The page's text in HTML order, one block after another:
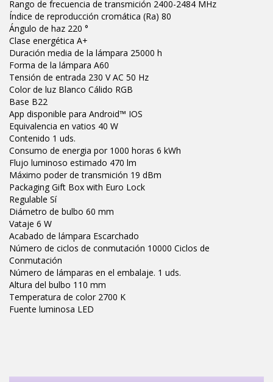
Rango de frecuencia de transmición 2400-2484 MHz
Índice de reproducción cromática (Ra) 80
Ángulo de haz 220 °
Clase energética A+
Duración media de la lámpara 25000 h
Forma de la lámpara A60
Tensión de entrada 230 V AC 50 Hz
Color de luz Blanco Cálido RGB
Base B22
App disponible para Android™ IOS
Equivalencia en vatios 40 W
Contenido 1 uds.
Consumo de energia por 1000 horas 6 kWh
Flujo luminoso estimado 470 lm
Máximo poder de transmición 19 dBm
Packaging Gift Box with Euro Lock
Regulable Sí
Diámetro de bulbo 60 mm
Vataje 6 W
Acabado de lámpara Escarchado
Número de ciclos de conmutación 10000 Ciclos de
Conmutación
Número de lámparas en el embalaje. 1 uds.
Altura del bulbo 110 mm
Temperatura de color 2700 K
Fuente luminosa LED